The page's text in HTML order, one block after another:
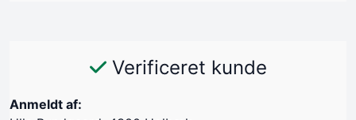
Verificeret kunde
Anmeldt af: